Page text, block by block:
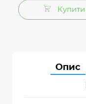
Купити
Опис